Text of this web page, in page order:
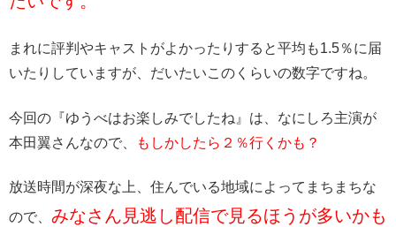
まれに評判やキャストがよかったりすると平均も1.5％に届
いたりしていますが、だいたいこのくらいの数字ですね。
今回の『ゆうべはお楽しみでしたね』は、なにしろ主演が
本田翼さんなので、
もしかしたら２％行くかも？
放送時間が深夜な上、住んでいる地域によってまちまちな
ので、 みなさん見逃し配信で見るほうが多いかも